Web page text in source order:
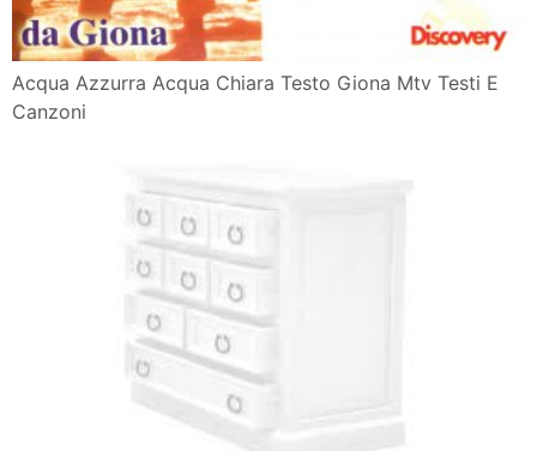
Acqua Azzurra Acqua Chiara Testo Giona Mtv Testi E
Canzoni